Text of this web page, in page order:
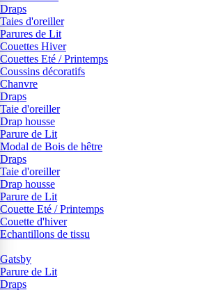
Draps
Taies d'oreiller
Parures de Lit
Couettes Hiver
Couettes Eté / Printemps
Coussins décoratifs
Chanvre
Draps
Taie d'oreiller
Drap housse
Parure de Lit
Modal de Bois de hêtre
Draps
Taie d'oreiller
Drap housse
Parure de Lit
Couette Eté / Printemps
Couette d'hiver
Echantillons de tissu
Gatsby
Parure de Lit
Draps